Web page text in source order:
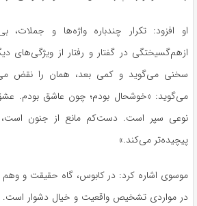
او افزود: تکرار چندباره واژه‌ها و جملات،
ازهم‌گسیختگی در گفتار و رفتار از ویژگی‌های
می‌گوید: «خوشحال بودم؛ چون عاشق بودم.
نوعی سپر است. دست‌کم مانع از جنون است،
پیچیده‌تر می‌کند.»
موسوی اشاره کرد: در کابوس، گاه حقیقت و وهم
در مواردی تشخیص واقعیت و خیال دشوار است.